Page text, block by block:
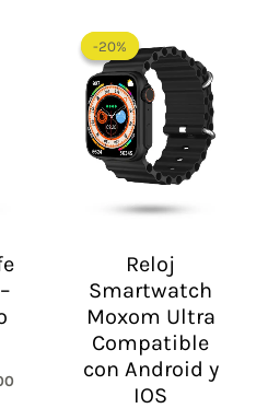
-20%
-20%
Reloj
Smartwatch
Moxom Ultra
Compatible
con Android y
IOS
precio
original
era:
$ 210.000.
actual
es:
$ 168.000.